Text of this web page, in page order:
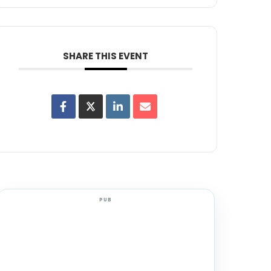
SHARE THIS EVENT
PUB